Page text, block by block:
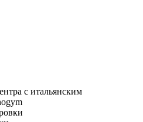
с итальянским